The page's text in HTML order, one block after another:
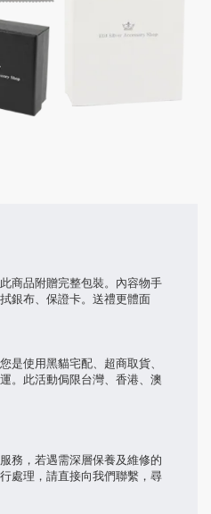
商品附贈完整包裝。內容物手
銀布、保證卡。送禮更體面
是使用黑貓宅配、超商取貨、
。此活動侷限台灣、香港、澳
務，若遇需深層保養及維修的
處理，請直接向我們聯繫，尋